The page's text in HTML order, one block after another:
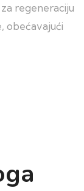
regeneraciju
obećavajući